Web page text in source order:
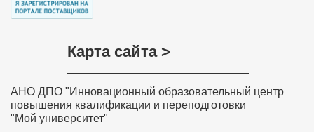
Карта сайта >
АНО ДПО "Инновационный образовательный центр
повышения квалификации и переподготовки
"Мой университет"